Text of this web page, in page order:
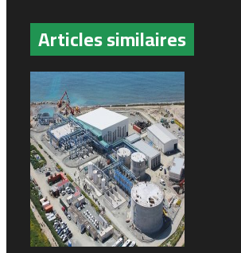
Articles similaires